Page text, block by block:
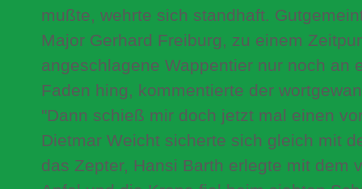
mußte, wehrte sich standhaft.
Major Gerhard Freiburg, zu einem
angeschlagene Wappentier nur noch an
Faden hing, kommentierte der
"Dann schieß mir doch jetzt mal einen
Dietmar Weicht sicherte sich gleich mit
das Zepter, Hansi Barth erlegte mit dem